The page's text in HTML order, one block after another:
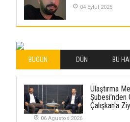
04 Eylul 2025
26 Subat 2026
METİN ERTEM
YENİ HİCRİ YIL VE
YAŞANANLAR!
21 Haziran 2026
BUGÜN DÜN BU
Ulaştırma
Şubesi'nden
Çalışkan'a
06 Agustos 2026